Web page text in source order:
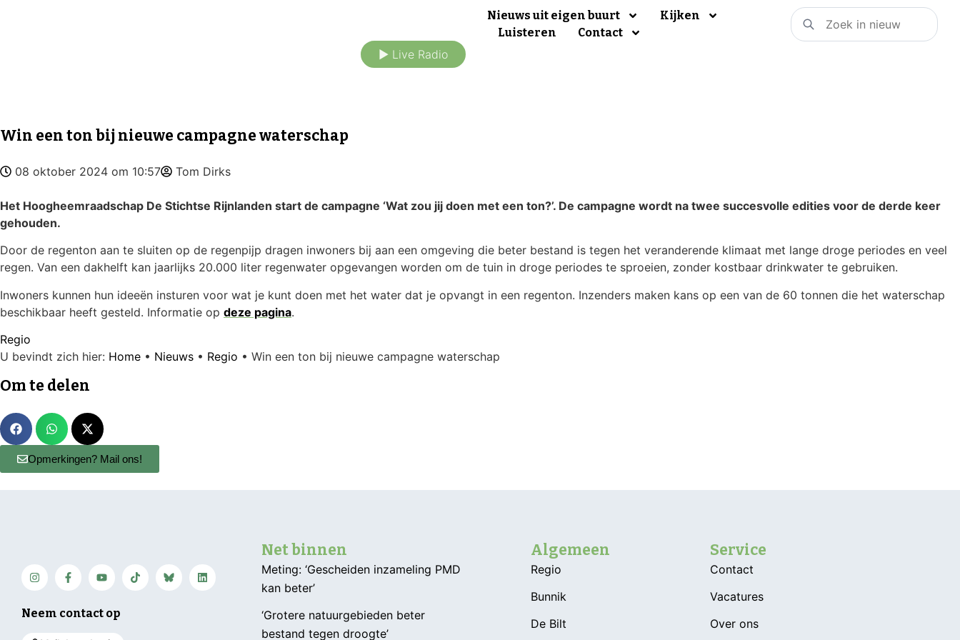
► Live Radio
Nieuws uit eigen buurt
Kijken
Luisteren
Contact
Win een ton bij nieuwe campagne waterschap
08 oktober 2024 om 10:57 Tom Dirks
Het Hoogheemraadschap De Stichtse Rijnlanden start de campagne ‘Wat zou jij doen met een ton?’. De campagne wordt na twee succesvolle edities voor de derde keer
gehouden.
Door de regenton aan te sluiten op de regenpijp dragen inwoners bij aan een omgeving die beter bestand is tegen het veranderende klimaat met lange droge periodes en veel
regen. Van een dakhelft kan jaarlijks 20.000 liter regenwater opgevangen worden om de tuin in droge periodes te sproeien, zonder kostbaar drinkwater te gebruiken.
Inwoners kunnen hun ideeën insturen voor wat je kunt doen met het water dat je opvangt in een regenton. Inzenders maken kans op een van de 60 tonnen die het waterschap
beschikbaar heeft gesteld. Informatie op deze pagina.
Regio
U bevindt zich hier: Home • Nieuws • Regio • Win een ton bij nieuwe campagne waterschap
Om te delen
Opmerkingen? Mail ons!
Neem contact op
Net binnen
Meting: ‘Gescheiden inzameling PMD
kan beter’
‘Grotere natuurgebieden beter
bestand tegen droogte’
Algemeen
Regio
Bunnik
De Bilt
Service
Contact
Vacatures
Over ons